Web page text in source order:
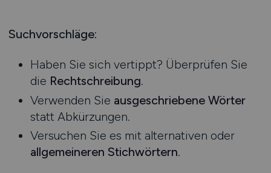
Schienen- / Straßen- / Luft- / Seefracht
Supply Chain Management
Vertrieb / Verkauf / Handel
Zoll / Behörden
Sonstige
Mecklenburg-Vorpommern
Nordrhein-Westfalen
Rheinland-Pfalz
Saarland
Sachsen
Sachsen-Anhalt
Schleswig-Holstein
Suchvorschläge:
Haben Sie sich vertippt? Überprüfen Sie
die Rechtschreibung.
Verwenden Sie ausgeschriebene Wörter
statt Abkürzungen.
Versuchen Sie es mit alternativen oder
allgemeineren Stichwörtern.